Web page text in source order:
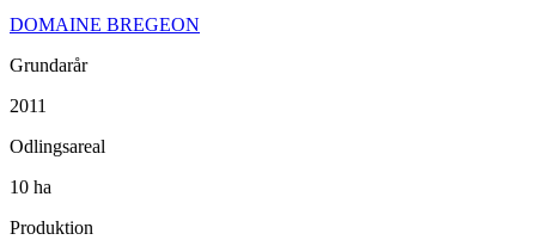
DOMAINE BREGEON
Grundarår
2011
Odlingsareal
10 ha
Produktion